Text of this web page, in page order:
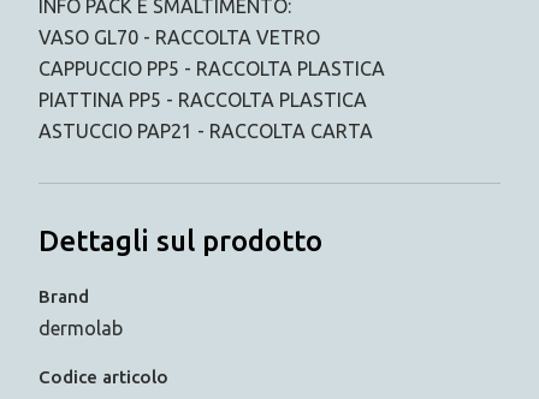
INFO PACK E SMALTIMENTO:
VASO GL70 - RACCOLTA VETRO
CAPPUCCIO PP5 - RACCOLTA PLASTICA
PIATTINA PP5 - RACCOLTA PLASTICA
ASTUCCIO PAP21 - RACCOLTA CARTA
Dettagli sul prodotto
Brand
dermolab
Codice articolo